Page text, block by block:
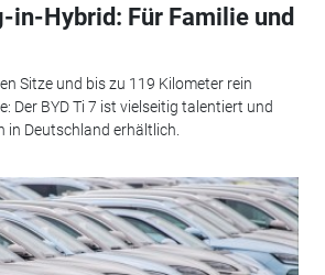
in-Hybrid: Für Familie und
Sitze und bis zu 119 Kilometer rein
Der BYD Ti 7 ist vielseitig talentiert und
Deutschland erhältlich.